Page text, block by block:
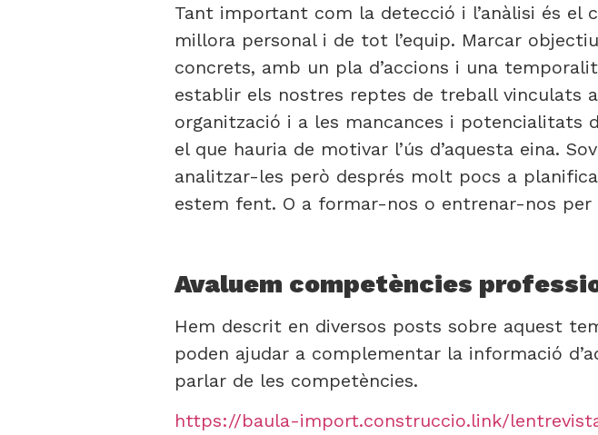
Tant important com la detecció i l’anàlisi és el
millora personal i de tot l’equip. Marcar
concrets, amb un pla d’accions i una
establir els nostres reptes de treball vinculats
organització i a les mancances i potencialitats
el que hauria de motivar l’ús d’aquesta eina.
analitzar-les però després molt pocs a
estem fent. O a formar-nos o entrenar-nos
Avaluem competències
Hem descrit en diversos posts sobre aquest
poden ajudar a complementar la informació
parlar de les competències.
https://baula-import.construccio.link/